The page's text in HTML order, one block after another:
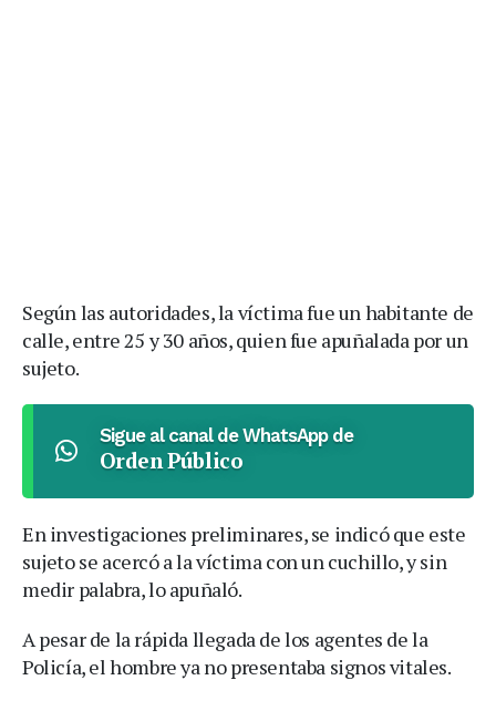
Según las autoridades, la víctima fue un habitante de
calle, entre 25 y 30 años, quien fue apuñalada por un
sujeto.
Sigue al canal de WhatsApp de
Orden Público
En investigaciones preliminares, se indicó que este
sujeto se acercó a la víctima con un cuchillo, y sin
medir palabra, lo apuñaló.
A pesar de la rápida llegada de los agentes de la
Policía, el hombre ya no presentaba signos vitales.